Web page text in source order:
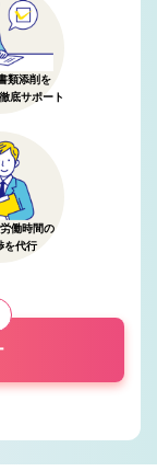
類添削を
底サポート
労働時間の
を代行